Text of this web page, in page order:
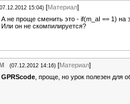
15:04) [Материал]
А не проще сменить это - if(m_aI == 1) на
Или он не скомпилируется?
(07.12.2012 14:16) [Материал]
GPRScode , проще, но урок полезен для